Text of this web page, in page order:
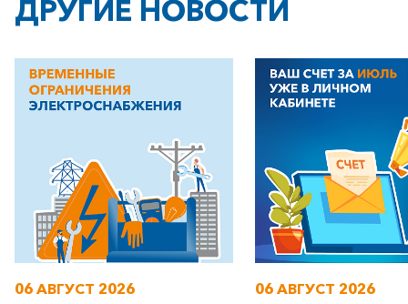
+7-800-700-24-57
Частным клиентам
ДРУГИЕ НОВОСТИ
06 АВГУСТ 2026 06 АВГУСТ 2026